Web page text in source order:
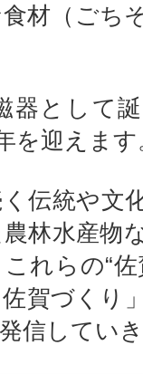
材（ごち
器として
を迎えます
伝統や文
林水産物
れらの“
賀づくり
信してい